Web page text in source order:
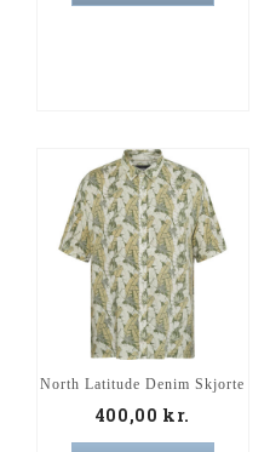
North Latitude Denim Skjorte
400,00kr.